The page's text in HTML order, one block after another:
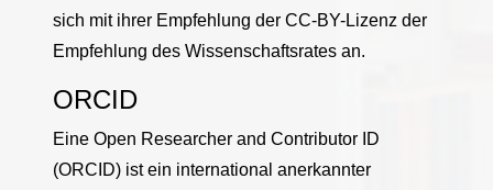
sich mit ihrer Empfehlung der CC-BY-Lizenz der
Empfehlung des Wissenschaftsrates an.
ORCID
Eine Open Researcher and Contributor ID
(ORCID) ist ein international anerkannter